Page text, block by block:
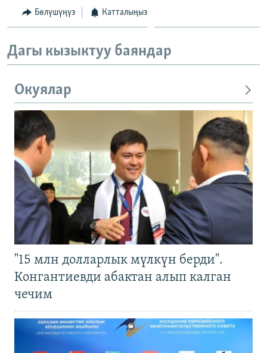
Бөлүшүңүз Катталыңыз
Дагы кызыктуу баяндар
Окуялар
"15 млн долларлык мүлкүн берди".
Конгантиевди абактан алып калган
чечим